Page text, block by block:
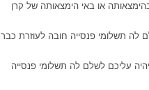
או באי הימצאותה של קרן
לה תשלומי פנסייה חובה לעוזרת כבר
עליכם לשלם לה תשלומי פנסייה